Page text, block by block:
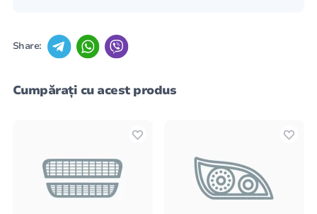
Share:
Cumpărați cu acest produs